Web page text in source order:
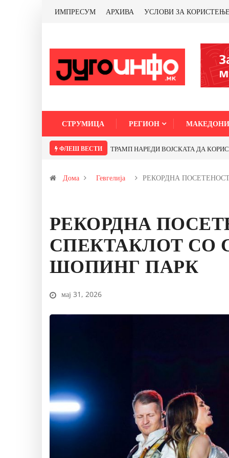
ИМПРЕСУМ АРХИВА УСЛОВИ ЗА
СТРУМИЦА РЕГИОН
ФЛЕШ ВЕСТИ Почнува реконструкцијата на улицата
Дома Гевгелија РЕКОРДНА
РЕКОРДНА
СПЕКТАКЛОТ СО
ШОПИНГ ПАРК
мај 31, 2026